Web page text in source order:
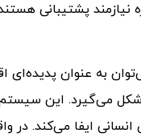
پشتیبانی
به عنوان پدیده‌ای
می‌گیرد. این
ایفا می‌کند. در